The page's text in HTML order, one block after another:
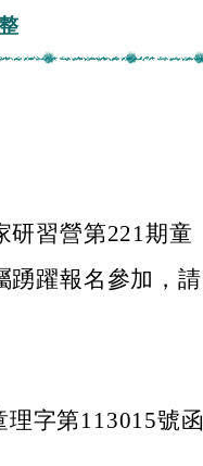
研習營第221期童
踴躍報名參加，請
字第113015號函